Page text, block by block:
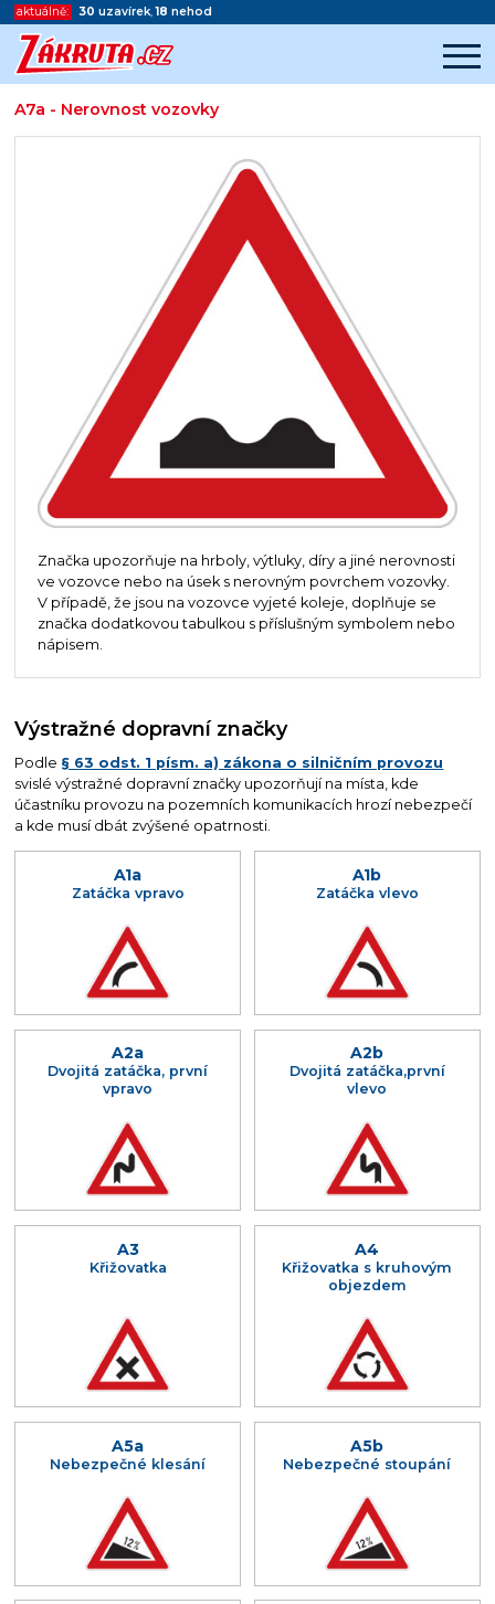
aktuálně: 30 uzavírek,18 nehod
A7a - Nerovnost vozovky
Začátek reklamy
Značka upozorňuje na hrboly, výtluky, díry a jiné nerovnosti
ve vozovce nebo na úsek s nerovným povrchem vozovky.
V případě, že jsou na vozovce vyjeté koleje, doplňuje se
značka dodatkovou tabulkou s příslušným symbolem nebo
nápisem.
Výstražné dopravní značky
Podle § 63 odst. 1 písm. a) zákona o silničním provozu
svislé výstražné dopravní značky upozorňují na místa, kde
účastníku provozu na pozemních komunikacích hrozí nebezpečí
a kde musí dbát zvýšené opatrnosti.
A1a
Zatáčka vpravo
A1b
Zatáčka vlevo
A2a
Dvojitá zatáčka, první
vpravo
A2b
Dvojitá zatáčka,první
vlevo
A3
Křižovatka
A4
Křižovatka s kruhovým
objezdem
A5a
Nebezpečné klesání
A5b
Nebezpečné stoupání